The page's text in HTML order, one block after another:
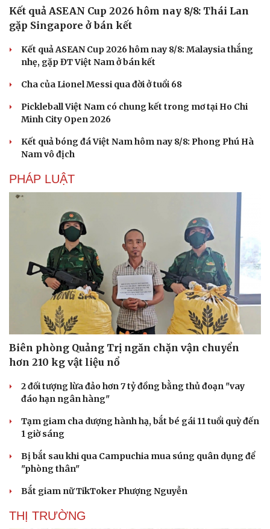
Doanh nghiệp
Doanh nghiệp 24h
Doanh nhân
Vì cộng đồng
Công nghệ
Tin Công nghệ
Kết quả ASEAN Cup 2026 hôm nay 8/8: Thái Lan
gặp Singapore ở bán kết
Kết quả ASEAN Cup 2026 hôm nay 8/8: Malaysia thắng
nhẹ, gặp ĐT Việt Nam ở bán kết
Cha của Lionel Messi qua đời ở tuổi 68
Pickleball Việt Nam có chung kết trong mơ tại Ho Chi
Minh City Open 2026
Kết quả bóng đá Việt Nam hôm nay 8/8: Phong Phú Hà
Nam vô địch
PHÁP LUẬT
Biên phòng Quảng Trị ngăn chặn vận chuyển
hơn 210 kg vật liệu nổ
2 đối tượng lừa đảo hơn 7 tỷ đồng bằng thủ đoạn "vay
đáo hạn ngân hàng"
Tạm giam cha dượng hành hạ, bắt bé gái 11 tuổi quỳ đến
1 giờ sáng
Bị bắt sau khi qua Campuchia mua súng quân dụng để
"phòng thân"
Bắt giam nữ TikToker Phượng Nguyễn
THỊ TRƯỜNG